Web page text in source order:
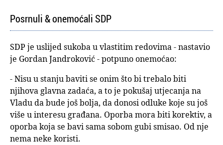
Posrnuli & onemoćali SDP
SDP je uslijed sukoba u vlastitim redovima - nastavio
je Gordan Jandroković - potpuno onemoćao:
- Nisu u stanju baviti se onim što bi trebalo biti
njihova glavna zadaća, a to je pokušaj utjecanja na
Vladu da bude još bolja, da donosi odluke koje su još
više u interesu građana. Oporba mora biti korektiv, a
oporba koja se bavi sama sobom gubi smisao. Od nje
nema neke koristi.